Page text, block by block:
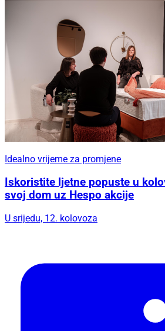
Idealno vrijeme za promjene
Iskoristite ljetne popuste u
svoj dom uz Hespo akcije
U srijedu, 12. kolovoza